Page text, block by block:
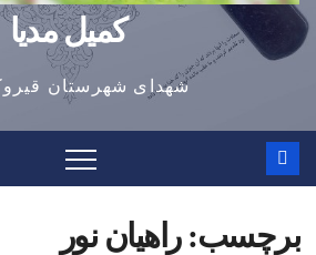
کمیل مدیا
شهدای شهرستان
برچسب:راهيان نور